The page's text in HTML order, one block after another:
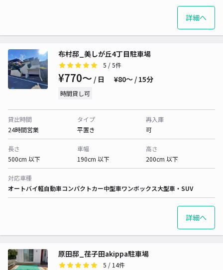
詳細へ
布村邸_美しが丘4丁目駐車場
5 / 5件
¥770〜 / 日 ¥80〜 / 15分
時間貸し可
貸出時間
24時間営業
タイプ
平置き
再入庫
可
長さ
500cm 以下
車幅
190cm 以下
高さ
200cm 以下
対応車種
オートバイ軽自動車コンパクトカー中型車ワンボックス大型車・SUV
詳細へ
原田邸_荏子田akippa駐車場
5 / 14件